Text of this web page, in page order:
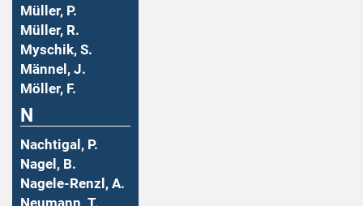
Müller, P.
Müller, R.
Myschik, S.
Männel, J.
Möller, F.
N
Nachtigal, P.
Nagel, B.
Nagele-Renzl, A.
Neumann, T.